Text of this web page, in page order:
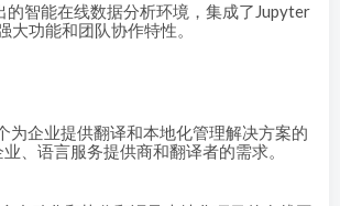
的智能在线数据分析环境，集成了Jupyter
大功能和团队协作特性。
为企业提供翻译和本地化管理解决方案的
、语言服务提供商和翻译者的需求。